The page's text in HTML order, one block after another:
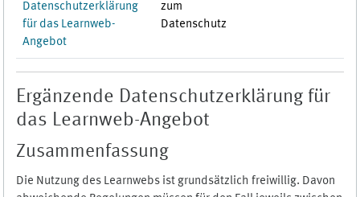
Datenschutzerklärung
für das Learnweb-
Angebot
zum
Datenschutz
Ergänzende Datenschutzerklärung für
das Learnweb-Angebot
Zusammenfassung
Die Nutzung des Learnwebs ist grundsätzlich freiwillig. Davon